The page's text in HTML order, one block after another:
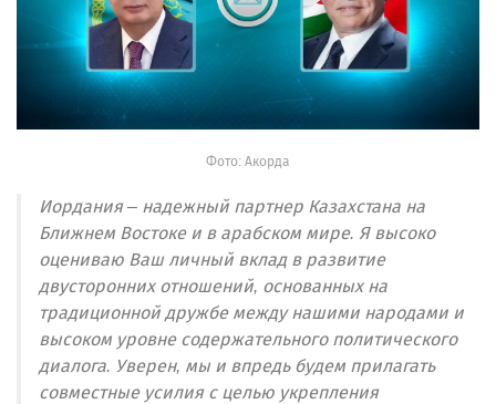
Фото: Акорда
Иордания – надежный партнер Казахстана на
Ближнем Востоке и в арабском мире. Я высоко
оцениваю Ваш личный вклад в развитие
двусторонних отношений, основанных на
традиционной дружбе между нашими народами и
высоком уровне содержательного политического
диалога. Уверен, мы и впредь будем прилагать
совместные усилия с целью укрепления